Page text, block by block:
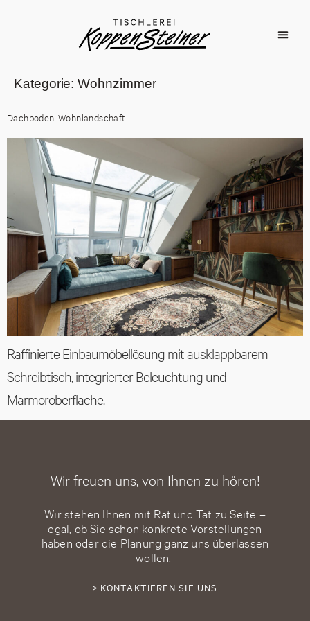
Kategorie:Wohnzimmer
Dachboden-Wohnlandschaft
Raffinierte Einbaumöbellösung mit ausklappbarem
Schreibtisch, integrierter Beleuchtung und
Marmoroberfläche.
Wir freuen uns, von Ihnen zu hören!
Wir stehen Ihnen mit Rat und Tat zu Seite –
egal, ob Sie schon konkrete Vorstellungen
haben oder die Planung ganz uns überlassen
wollen.
> KONTAKTIEREN SIE UNS